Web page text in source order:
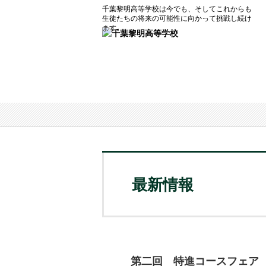
千葉黎明高等学校は今でも、そしてこれからも
生徒たちの将来の可能性に向かって挑戦し続け
ます。
最新情報
第二回 特進コースフェア